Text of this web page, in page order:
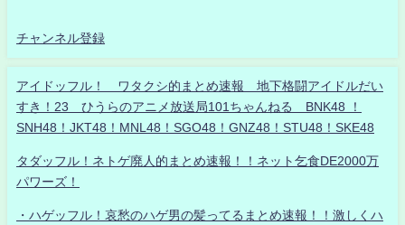
チャンネル登録
アイドッフル！ ワタクシ的まとめ速報 地下格闘アイドルだい
すき！23 ひうらのアニメ放送局101ちゃんねる BNK48 ！
SNH48！JKT48！MNL48！SGO48！GNZ48！STU48！SKE48
タダッフル！ネトゲ廃人的まとめ速報！！ネット乞食DE2000万
パワーズ！
・ハゲッフル！哀愁のハゲ男の髪ってるまとめ速報！！激しくハ